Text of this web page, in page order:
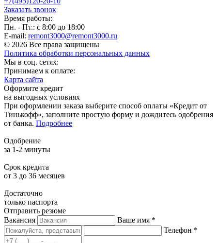
Заказать звонок
Время работы:
Пн. - Пт.: с 8:00 до 18:00
E-mail: remont3000@remont3000.ru
© 2026 Все права защищены
Политика обработки персональных данных
Мы в соц. сетях:
Принимаем к оплате:
Карта сайта
Оформите кредит
на выгодных условиях
При оформлении заказа выберите способ оплаты «Кредит от
Тинькофф», заполните простую форму и дождитесь одобрения
от банка. Подробнее
Одобрение
за 1-2 минуты
Срок кредита
от 3 до 36 месяцев
Достаточно
только паспорта
Отправить резюме
Вакансия
Ваше имя *
Телефон *